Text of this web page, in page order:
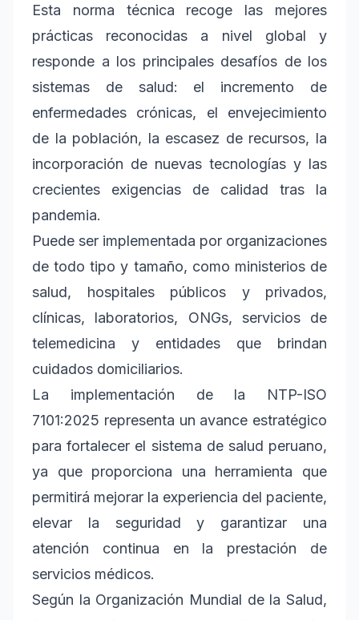
Esta norma técnica recoge las mejores
prácticas reconocidas a nivel global y
responde a los principales desafíos de los
sistemas de salud: el incremento de
enfermedades crónicas, el envejecimiento
de la población, la escasez de recursos, la
incorporación de nuevas tecnologías y las
crecientes exigencias de calidad tras la
pandemia.
Puede ser implementada por organizaciones
de todo tipo y tamaño, como ministerios de
salud, hospitales públicos y privados,
clínicas, laboratorios, ONGs, servicios de
telemedicina y entidades que brindan
cuidados domiciliarios.
La implementación de la NTP-ISO
7101:2025 representa un avance estratégico
para fortalecer el sistema de salud peruano,
ya que proporciona una herramienta que
permitirá mejorar la experiencia del paciente,
elevar la seguridad y garantizar una
atención continua en la prestación de
servicios médicos.
Según la Organización Mundial de la Salud,